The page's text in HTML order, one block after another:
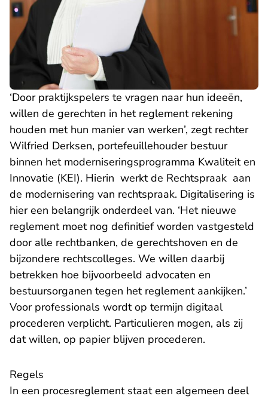
‘Door praktijkspelers te vragen naar hun ideeën,
willen de gerechten in het reglement rekening
houden met hun manier van werken’, zegt rechter
Wilfried Derksen, portefeuillehouder bestuur
binnen het moderniseringsprogramma Kwaliteit en
Innovatie (KEI). Hierin werkt de Rechtspraak aan
de modernisering van rechtspraak. Digitalisering is
hier een belangrijk onderdeel van. ‘Het nieuwe
reglement moet nog definitief worden vastgesteld
door alle rechtbanken, de gerechtshoven en de
bijzondere rechtscolleges. We willen daarbij
betrekken hoe bijvoorbeeld advocaten en
bestuursorganen tegen het reglement aankijken.’
Voor professionals wordt op termijn digitaal
procederen verplicht. Particulieren mogen, als zij
dat willen, op papier blijven procederen.
Regels
In een procesreglement staat een algemeen deel